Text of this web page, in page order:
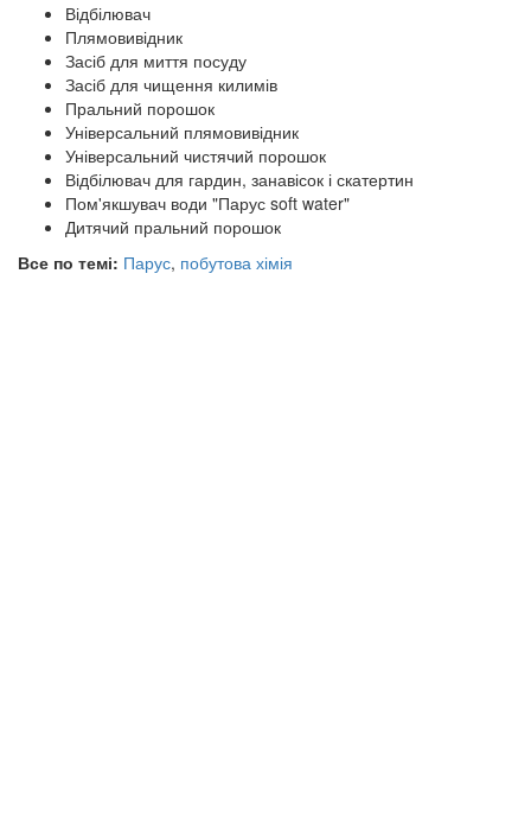
Відбілювач
Плямовивідник
Засіб для миття посуду
Засіб для чищення килимів
Пральний порошок
Універсальний плямовивідник
Універсальний чистячий порошок
Відбілювач для гардин, занавісок і скатертин
Пом'якшувач води "Парус soft water"
Дитячий пральний порошок
Все по темі: Парус, побутова хімія